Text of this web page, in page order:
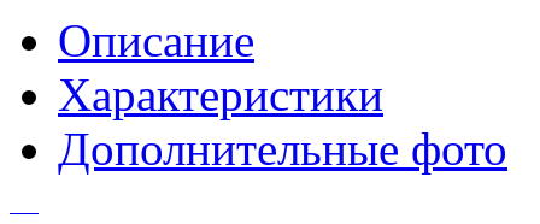
Описание
Характеристики
Дополнительные фото